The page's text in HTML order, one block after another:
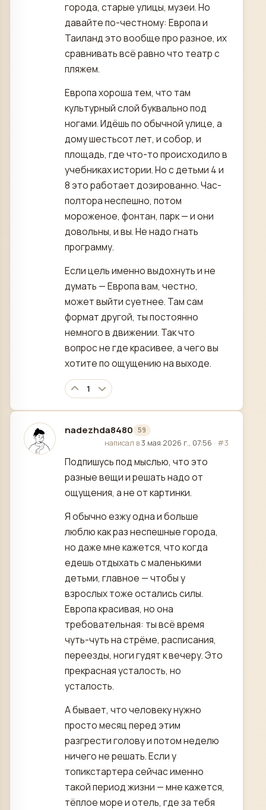
города, старые улицы, музеи. Но
давайте по-честному: Европа и
Таиланд это вообще про разное, их
сравнивать всё равно что театр с
пляжем.
Европа хороша тем, что там
культурный слой буквально под
ногами. Идёшь по обычной улице, а
дому шестьсот лет, и собор, и
площадь, где что-то происходило в
учебниках истории. Но с детьми 4 и
8 это работает дозированно. Час-
полтора неспешно, потом
мороженое, фонтан, парк — и они
довольны, и вы. Не надо гнать
программу.
Если цель именно выдохнуть и не
думать — Европа вам, честно,
может выйти суетнее. Там сам
формат другой, ты постоянно
немного в движении. Так что
вопрос не где красивее, а чего вы
хотите по ощущению на выходе.
1
nadezhda8480 59
отредактировано
написал в3 мая 2026 г., 07:56 · #3
Подпишусь под мыслью, что это
разные вещи и решать надо от
ощущения, а не от картинки.
Я обычно езжу одна и больше
люблю как раз неспешные города,
но даже мне кажется, что когда
едешь отдыхать с маленькими
детьми, главное — чтобы у
взрослых тоже остались силы.
Европа красивая, но она
требовательная: ты всё время
чуть-чуть на стрёме, расписания,
переезды, ноги гудят к вечеру. Это
прекрасная усталость, но
усталость.
А бывает, что человеку нужно
просто месяц перед этим
разгрести голову и потом неделю
ничего не решать. Если у
топикстартера сейчас именно
такой период жизни — мне кажется,
тёплое море и отель, где за тебя